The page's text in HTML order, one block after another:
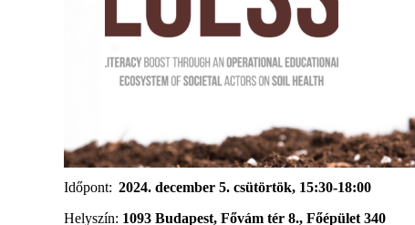
Időpont: 2024. december 5. csütörtök, 15:30-18:00
Helyszín: 1093 Budapest, Fővám tér 8., Főépület 340